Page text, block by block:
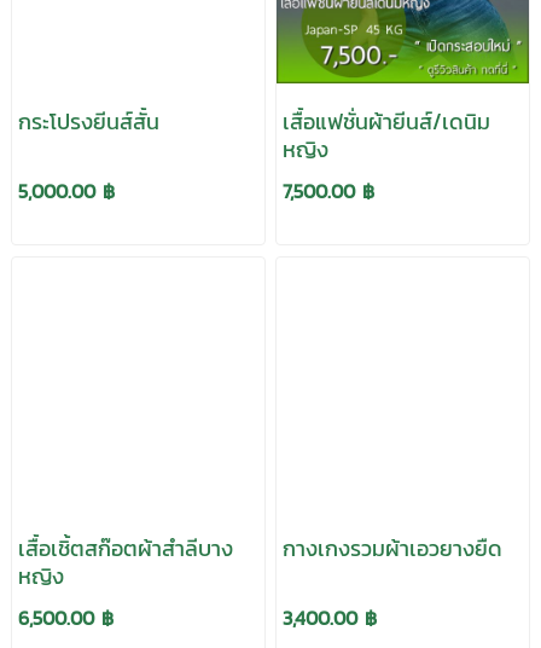
กระโปรงยีนส์สั้น
5,000.00 ฿
เสื้อแฟชั่นผ้ายีนส์/เดนิม
หญิง
7,500.00 ฿
เสื้อเชิ้ตสก๊อตผ้าสำลีบาง
หญิง
6,500.00 ฿
กางเกงรวมผ้าเอวยางยืด
3,400.00 ฿